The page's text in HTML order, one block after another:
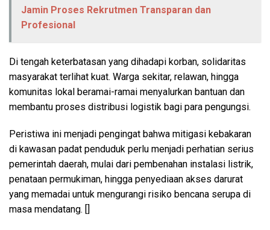
Jamin Proses Rekrutmen Transparan dan
Profesional
Di tengah keterbatasan yang dihadapi korban, solidaritas
masyarakat terlihat kuat. Warga sekitar, relawan, hingga
komunitas lokal beramai-ramai menyalurkan bantuan dan
membantu proses distribusi logistik bagi para pengungsi.
Peristiwa ini menjadi pengingat bahwa mitigasi kebakaran
di kawasan padat penduduk perlu menjadi perhatian serius
pemerintah daerah, mulai dari pembenahan instalasi listrik,
penataan permukiman, hingga penyediaan akses darurat
yang memadai untuk mengurangi risiko bencana serupa di
masa mendatang. []